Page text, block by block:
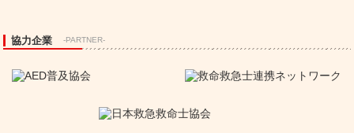
協力企業 -PARTNER-